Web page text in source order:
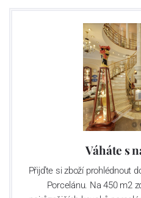
Ruční výroba zde byla spuštěna
v r. 1975 - strojní foukání výrobků.
instalovány tavící agregáty a
o velikosti do 45 cm, s maximální
výroba v továrně pod značkou
finanční situaci zastavena.
v říjnu r. 2009 pod novým
s novým majitelem -
současnosti světelská sklárna
denní kapacitou utavení 145 tun
milionů kusů strojně foukaných
dárkových předmětů ročně. V
Váháte s
Přijďte si zboží prohlédnout
Porcelánu. Na 450 m2